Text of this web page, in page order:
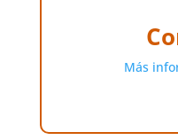
Más